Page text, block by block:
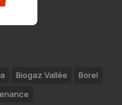
Biogaz Vallée
Borel